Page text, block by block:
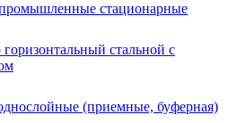
стационарные
горизонтальный стальной с
(приемные, буферная)